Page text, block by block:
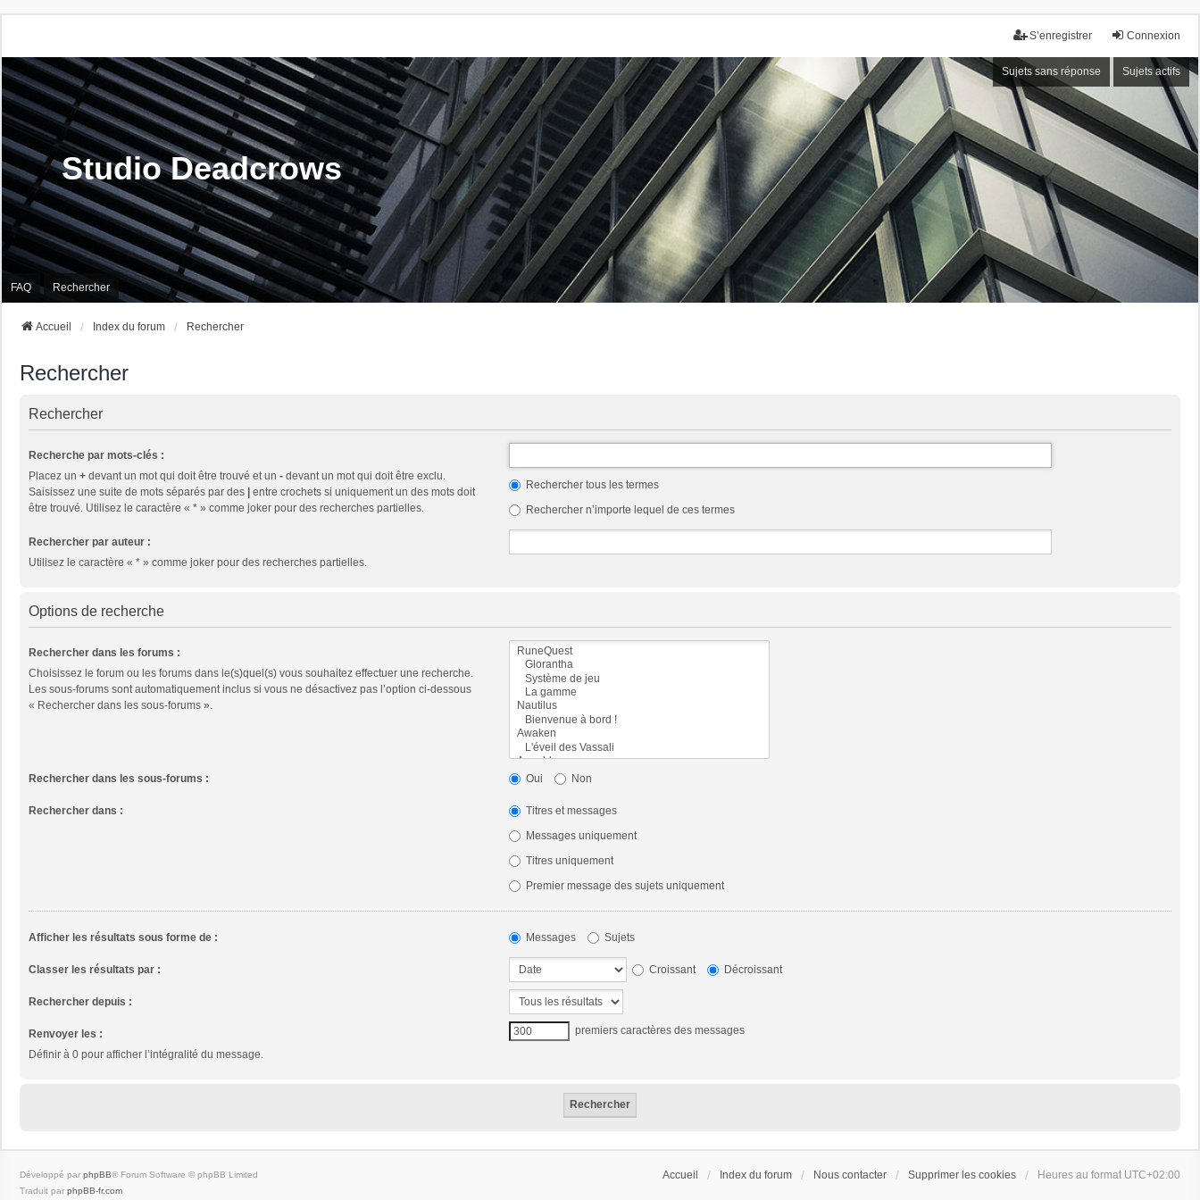
Connexion
S’enregistrer
Sujets sans réponse Sujets actifs
Studio Deadcrows
FAQ Rechercher
Accueil Index du forum Rechercher
Rechercher
Rechercher
Recherche par mots-clés :
Placez un + devant un mot qui doit être trouvé et un - devant un mot qui doit être exclu.
Saisissez une suite de mots séparés par des | entre crochets si uniquement un des mots doit
être trouvé. Utilisez le caractère « * » comme joker pour des recherches partielles.
Rechercher tous les termes
Rechercher n’importe lequel de ces termes
Rechercher par auteur :
Utilisez le caractère « * » comme joker pour des recherches partielles.
Options de recherche
Rechercher dans les forums :
Choisissez le forum ou les forums dans le(s)quel(s) vous souhaitez effectuer une recherche.
Les sous-forums sont automatiquement inclus si vous ne désactivez pas l’option ci-dessous
« Rechercher dans les sous-forums ».
Rechercher dans les sous-forums : Oui Non
Rechercher dans :
Titres et messages
Messages uniquement
Titres uniquement
Premier message des sujets uniquement
Afficher les résultats sous forme de : Messages Sujets
Classer les résultats par : Croissant Décroissant
Rechercher depuis :
Renvoyer les :
Définir à 0 pour afficher l’intégralité du message.
premiers caractères des messages
Accueil Index du forum Nous contacter Supprimer les cookies Heures au format UTC+02:00
Développé par phpBB® Forum Software © phpBB Limited
Traduit par phpBB-fr.com